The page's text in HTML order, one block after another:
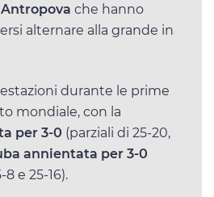
che hanno
alternare alla grande in
durante le prime
mondiale, con la
per 3-0 (parziali di 25-20,
annientata per 3-0
8 e 25-16).